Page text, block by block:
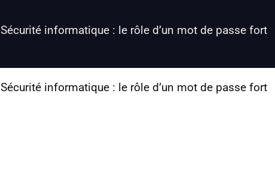
Sécurité informatique : le rôle d’un mot de passe fort
Sécurité informatique : le rôle d’un mot de passe fort